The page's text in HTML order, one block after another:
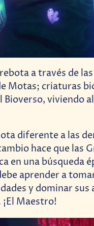
a través de
Motas; criaturas
viviendo
diferente a las
hace que las
en una búsqueda
aprender a
y dominar
Maestro!